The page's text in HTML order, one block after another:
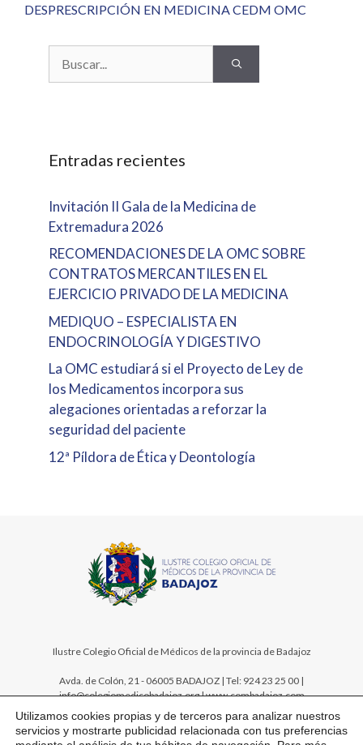
DESPRESCRIPCIÓN EN MEDICINA CEDM OMC
Entradas recientes
Invitación II Gala de la Medicina de
Extremadura 2026
RECOMENDACIONES DE LA OMC SOBRE
CONTRATOS MERCANTILES EN EL
EJERCICIO PRIVADO DE LA MEDICINA
MEDIQUO – ESPECIALISTA EN
ENDOCRINOLOGÍA Y DIGESTIVO
La OMC estudiará si el Proyecto de Ley de
los Medicamentos incorpora sus
alegaciones orientadas a reforzar la
seguridad del paciente
12ª Píldora de Ética y Deontología
Ilustre Colegio Oficial de Médicos de la provincia de Badajoz
Avda. de Colón, 21 - 06005 BADAJOZ | Tel: 924 23 25 00 |
info@colegiomedicobadajoz.org | www.combadajoz.com
Utilizamos cookies propias y de terceros para analizar nuestros
servicios y mostrarte publicidad relacionada con tus preferencias